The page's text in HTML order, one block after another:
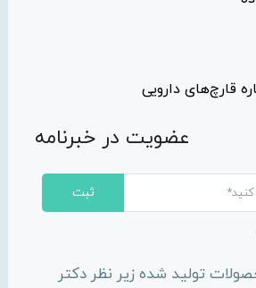
قارچ‌های دارویی
عضویت در خبرنامه
ثبت
تولید شده زیر نظر دکتر